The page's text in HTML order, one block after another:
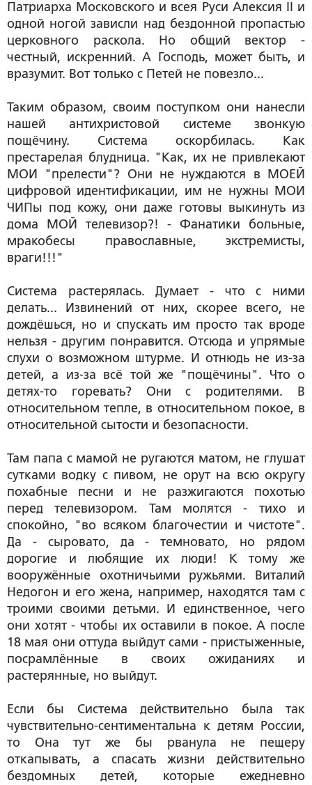
Патриарха Московского и всея Руси Алексия II и
одной ногой зависли над бездонной пропастью
церковного раскола. Но общий вектор -
честный, искренний. А Господь, может быть, и
вразумит. Вот только с Петей не повезло...
Таким образом, своим поступком они нанесли
нашей антихристовой системе звонкую
пощёчину. Система оcкорбилась. Как
престарелая блудница. "Как, их не привлекают
МОИ "прелести"? Они не нуждаются в МОЕЙ
цифровой идентификации, им не нужны МОИ
ЧИПы под кожу, они даже готовы выкинуть из
дома МОЙ телевизор?! - Фанатики больные,
мракобесы православные, экстремисты,
враги!!!"
Система растерялась. Думает - что с ними
делать... Извинений от них, скорее всего, не
дождёшься, но и спускать им просто так вроде
нельзя - другим понравится. Отсюда и упрямые
слухи о возможном штурме. И отнюдь не из-за
детей, а из-за всё той же "пощёчины". Что о
детях-то горевать? Они с родителями. В
относительном тепле, в относительном покое, в
относительной сытости и безопасности.
Там папа с мамой не ругаются матом, не глушат
сутками водку с пивом, не орут на всю округу
похабные песни и не разжигаются похотью
перед телевизором. Там молятся - тихо и
спокойно, "во всяком благочестии и чистоте".
Да - сыровато, да - темновато, но рядом
дорогие и любящие их люди! К тому же
вооружённые охотничьими ружьями. Виталий
Недогон и его жена, например, находятся там с
троими своими детьми. И единственное, чего
они хотят - чтобы их оставили в покое. А после
18 мая они оттуда выйдут сами - пристыженные,
посрамлённые в своих ожиданиях и
растерянные, но выйдут.
Если бы Система действительно была так
чувствительно-сентиментальна к детям России,
то Она тут же бы рванула не пещеру
откапывать, а спасать жизни действительно
бездомных детей, которые ежедневно